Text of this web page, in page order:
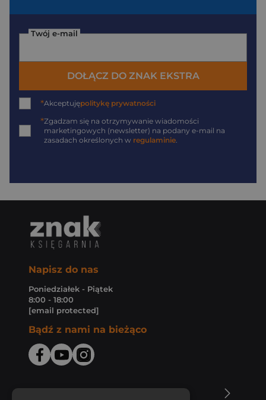
Twój e-mail
DOŁĄCZ DO ZNAK EKSTRA
*Akceptujępolitykę prywatności
*Zgadzam się na otrzymywanie wiadomości
marketingowych (newsletter) na podany e-mail na
zasadach określonych w regulaminie.
Napisz do nas
Poniedziałek - Piątek
8:00 - 18:00
[email protected]
Bądź z nami na bieżąco